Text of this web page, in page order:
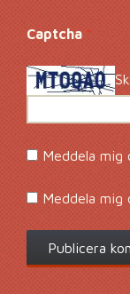
Captcha *
Meddela mig
Meddela mig